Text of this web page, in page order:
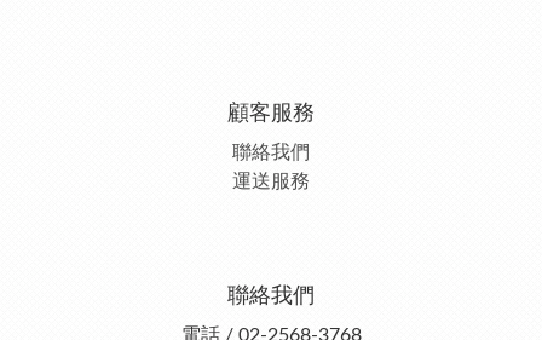
顧客服務
聯絡我們
運送服務
聯絡我們
電話 / 02-2568-3768